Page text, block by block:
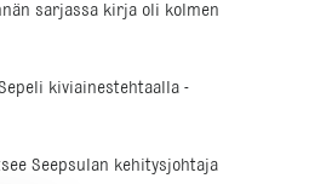
sarjassa kirja oli kolmen
kiviainestehtaalla -
Seepsulan kehitysjohtaja